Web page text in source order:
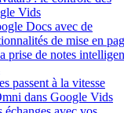
Vids
Docs avec de
de mise en
prise de notes
passent à la vitesse
dans Google Vids